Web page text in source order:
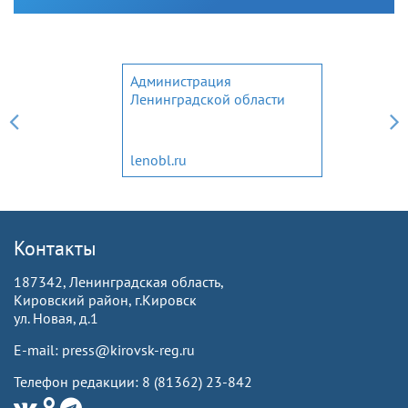
Администрация
Ленинградской области
lenobl.ru
Контакты
187342, Ленинградская область,
Кировский район, г.Кировск
ул. Новая, д.1
E-mail: press@kirovsk-reg.ru
Телефон редакции: 8 (81362) 23-842